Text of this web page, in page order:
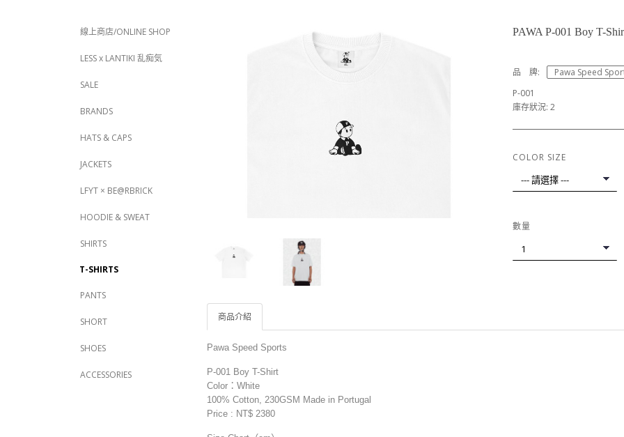
線上商店/ONLINE SHOP
LESS x LANTIKI 乱痴気
SALE
BRANDS
HATS & CAPS
JACKETS
LFYT × BE@RBRICK
HOODIE & SWEAT
SHIRTS
T-SHIRTS
PANTS
SHORT
SHOES
ACCESSORIES
PAWA P-001 Boy T-
品 牌:
Pawa Speed
P-001
庫存狀況: 2
COLOR SIZE
數量
商品介紹
Pawa Speed Sports
P-001 Boy T-Shirt
Color：White
100% Cotton, 230GSM Made in Portugal
Price : NT$ 2380